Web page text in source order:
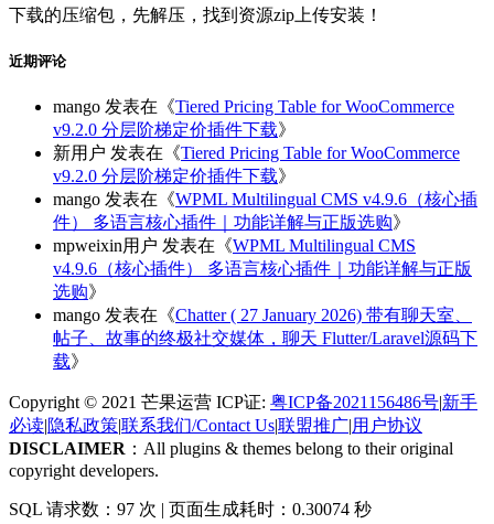
下载的压缩包，先解压，找到资源zip上传安装！
近期评论
mango 发表在《Tiered Pricing Table for WooCommerce
v9.2.0 分层阶梯定价插件下载》
新用户 发表在《Tiered Pricing Table for WooCommerce
v9.2.0 分层阶梯定价插件下载》
mango 发表在《WPML Multilingual CMS v4.9.6（核心插
件） 多语言核心插件｜功能详解与正版选购》
mpweixin用户 发表在《WPML Multilingual CMS
v4.9.6（核心插件） 多语言核心插件｜功能详解与正版
选购》
mango 发表在《Chatter ( 27 January 2026) 带有聊天室、
帖子、故事的终极社交媒体，聊天 Flutter/Laravel源码下
载》
Copyright © 2021 芒果运营 ICP证: 粤ICP备2021156486号|新手
必读|隐私政策|联系我们/Contact Us|联盟推广|用户协议
DISCLAIMER ：All plugins & themes belong to their original
copyright developers.
SQL 请求数：97 次 | 页面生成耗时：0.30074 秒